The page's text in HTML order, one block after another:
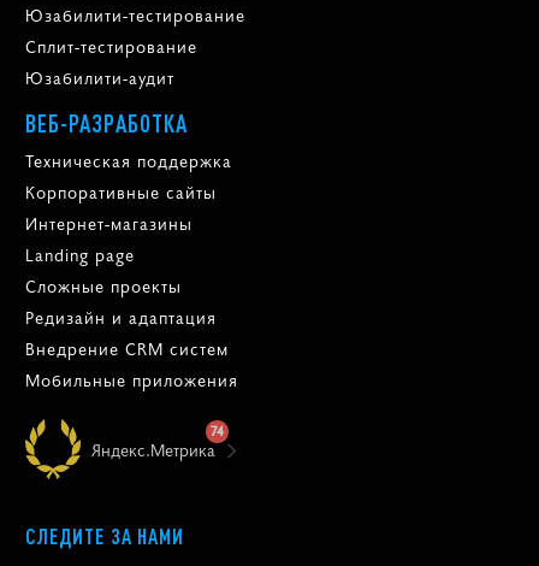
Юзабилити-тестирование
Сплит-тестирование
Юзабилити-аудит
ВЕБ-РАЗРАБОТКА
Техническая поддержка
Корпоративные сайты
Интернет-магазины
Landing page
Сложные проекты
Редизайн и адаптация
Внедрение CRM систем
Мобильные приложения
Яндекс.Метрика
74
СЛЕДИТЕ ЗА НАМИ